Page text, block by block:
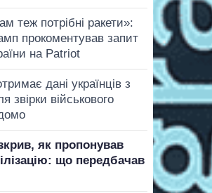
теж потрібні ракети»:
прокоментував запит
на Patriot
дані українців з
звірки військового
як пропонував
що передбачав